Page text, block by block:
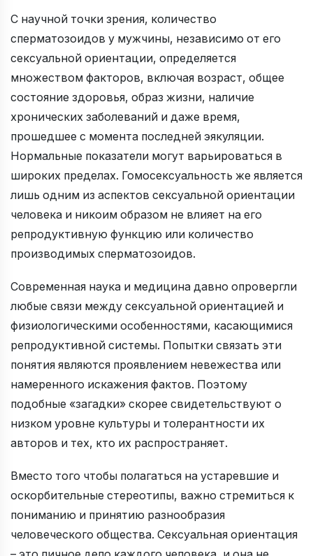
С научной точки зрения, количество
сперматозоидов у мужчины, независимо от его
сексуальной ориентации, определяется
множеством факторов, включая возраст, общее
состояние здоровья, образ жизни, наличие
хронических заболеваний и даже время,
прошедшее с момента последней эякуляции.
Нормальные показатели могут варьироваться в
широких пределах. Гомосексуальность же является
лишь одним из аспектов сексуальной ориентации
человека и никоим образом не влияет на его
репродуктивную функцию или количество
производимых сперматозоидов.
Современная наука и медицина давно опровергли
любые связи между сексуальной ориентацией и
физиологическими особенностями, касающимися
репродуктивной системы. Попытки связать эти
понятия являются проявлением невежества или
намеренного искажения фактов. Поэтому
подобные «загадки» скорее свидетельствуют о
низком уровне культуры и толерантности их
авторов и тех, кто их распространяет.
Вместо того чтобы полагаться на устаревшие и
оскорбительные стереотипы, важно стремиться к
пониманию и принятию разнообразия
человеческого общества. Сексуальная ориентация